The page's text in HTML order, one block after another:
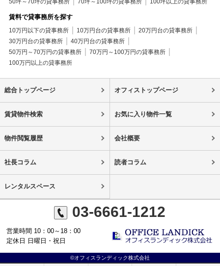
50坪～70坪の貸事務所
70坪～100坪の貸事務所 100坪以上の貸事務所
賃料で貸事務所を探す
10万円以下の貸事務所 10万円台の貸事務所
20万円台の貸事務所
30万円台の貸事務所
40万円台の貸事務所
50万円～70万円の貸事務所
70万円～100万円の貸事務所
100万円以上の貸事務所
総合トップページ オフィストップページ
賃貸物件検索 お気に入り物件一覧
物件閲覧履歴 会社概要
社長コラム 読者コラム
レンタルスペース
03-6661-1212
営業時間 10：00～18：00
定休日 日曜日・祝日
©オフィスランディック株式会社